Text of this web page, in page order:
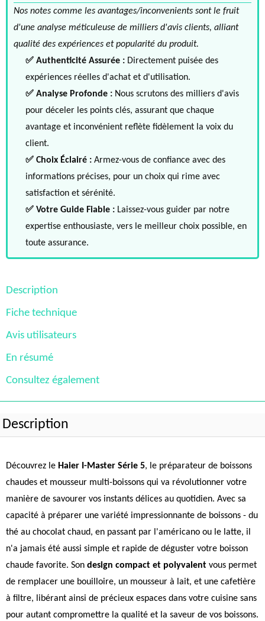
Nos notes comme les avantages/inconvenients sont le fruit
d'une analyse méticuleuse de milliers d'avis clients, alliant
qualité des expériences et popularité du produit.
✅ Authenticité Assurée : Directement puisée des
expériences réelles d'achat et d'utilisation.
✅ Analyse Profonde : Nous scrutons des milliers d'avis
pour déceler les points clés, assurant que chaque
avantage et inconvénient reflète fidèlement la voix du
client.
✅ Choix Éclairé : Armez-vous de confiance avec des
informations précises, pour un choix qui rime avec
satisfaction et sérénité.
✅ Votre Guide Fiable : Laissez-vous guider par notre
expertise enthousiaste, vers le meilleur choix possible, en
toute assurance.
Description
Fiche technique
Avis utilisateurs
En résumé
Consultez également
Description
Découvrez le Haier I-Master Série 5, le préparateur de boissons
chaudes et mousseur multi-boissons qui va révolutionner votre
manière de savourer vos instants délices au quotidien. Avec sa
capacité à préparer une variété impressionnante de boissons - du
thé au chocolat chaud, en passant par l'américano ou le latte, il
n'a jamais été aussi simple et rapide de déguster votre boisson
chaude favorite. Son design compact et polyvalent vous permet
de remplacer une bouilloire, un mousseur à lait, et une cafetière
à filtre, libérant ainsi de précieux espaces dans votre cuisine sans
pour autant compromettre la qualité et la saveur de vos boissons.